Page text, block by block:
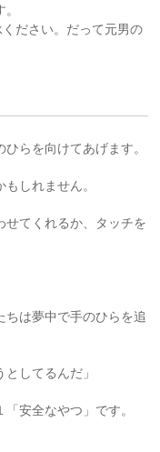
ください。だって元男の
らを向けてあげます。
しれません。
せてくれるか、タッチを
は夢中で手のひらを追
してるんだ」
安全なやつ」です。